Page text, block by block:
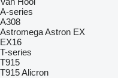
A-series
A308
AstromegaAstron EX
EX16
T-series
T915
T915 Alicron